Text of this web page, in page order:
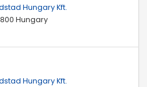
Hungary Kft.
Hungary
Hungary Kft.